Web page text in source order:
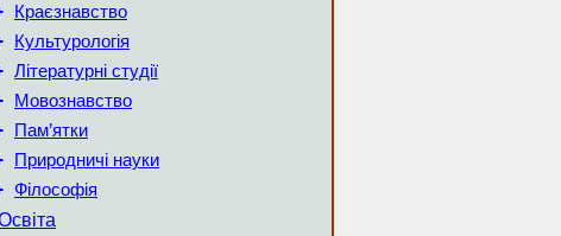
Краєзнавство
Культурологія
Літературні студії
Мовознавство
Пам’ятки
Природничі науки
Філософія